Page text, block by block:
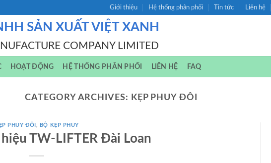
Giới thiệu Hệ thống phân phối Tin tức Liên hệ
SẢN XUẤT VIỆT XANH
COMPANY LIMITED
HOẠT ĐỘNG HỆ THỐNG PHÂN PHỐI LIÊN HỆ FAQ
CATEGORY ARCHIVES: KẸP PHUY ĐÔI
PHUY ĐÔI BỘ KẸP PHUY
TW-LIFTER Đài Loan